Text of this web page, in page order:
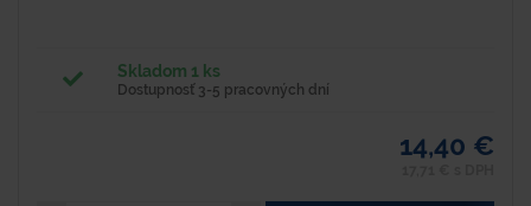
Skladom 1 ks
Dostupnosť 3-5 pracovných dní
14,40 €